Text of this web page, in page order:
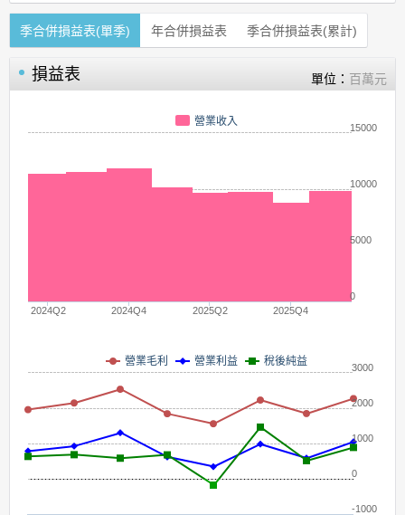
季合併損益表(單季) 年合併損益表 季合併損益表(累計)
損益表 單位： 百萬元
營業收入
2024Q2 2024Q4 2025Q2 2025Q4
0
5000
10000
15000
營業毛利 營業利益 稅後純益
-1000
0
1000
2000
3000